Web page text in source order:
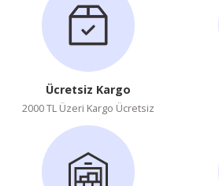
Ücretsiz Kargo
2000 TL Üzeri Kargo Ücretsiz